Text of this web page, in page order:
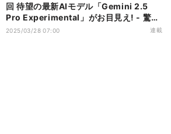
回 待望の最新AIモデル「Gemini 2.5
Pro Experimental」がお目見え! - 驚き
の実力
2025/03/28 07:00 連載